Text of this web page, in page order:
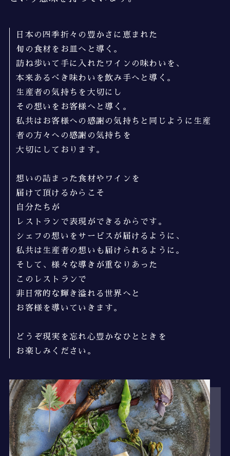
日本の四季折々の豊かさに恵まれた
旬の食材をお皿へと導く。
訪ね歩いて手に入れたワインの味わいを、
本来あるべき味わいを飲み手へと導く。
生産者の気持ちを大切にし
その想いをお客様へと導く。
私共はお客様への感謝の気持ちと同じように生産
者の方々への感謝の気持ちを
大切にしております。
想いの詰まった食材やワインを
届けて頂けるからこそ
自分たちが
レストランで表現ができるからです。
シェフの想いをサービスが届けるように、
私共は生産者の想いも届けられるように。
そして、様々な導きが重なりあった
このレストランで
非日常的な輝き溢れる世界へと
お客様を導いていきます。
どうぞ現実を忘れ心豊かなひとときを
お楽しみください。